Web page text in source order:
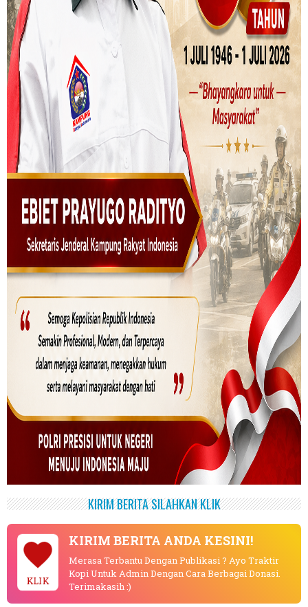
KIRIM BERITA SILAHKAN KLIK
KLIK
KIRIM BERITA ANDA KESINI!
Merasa Terbantu Dengan Publikasi ? Ayo Traktir
Kopi Untuk Admin Dengan Cara Berbagai Donasi.
Terimakasih :)